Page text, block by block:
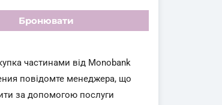
Бронювати
частинами від Monobank
повідомте менеджера, що
за допомогою послуги